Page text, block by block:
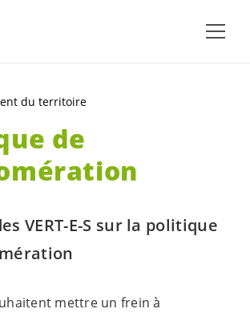
PRINCIPAL
du territoire
de
VERT-E-S sur la politique
mettre un frein à